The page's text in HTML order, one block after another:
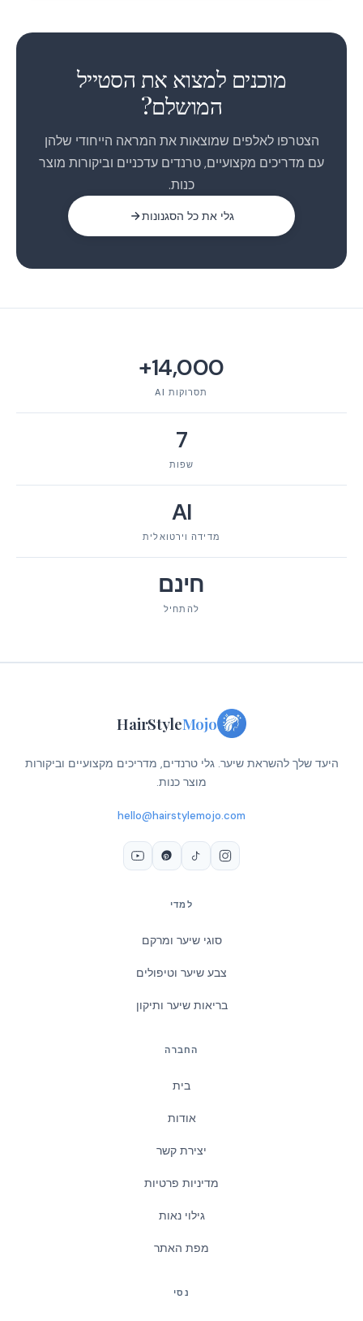
מוכנים למצוא את הסטייל
המושלם?
הצטרפו לאלפים שמוצאות את המראה הייחודי שלהן
עם מדריכים מקצועיים, טרנדים עדכניים וביקורות מוצר
כנות.
גלי את כל הסגנונות
14,000+
תסרוקות AI
7
שפות
AI
מדידה וירטואלית
חינם
להתחיל
HairStyleMojo
היעד שלך להשראת שיער. גלי טרנדים, מדריכים מקצועיים וביקורות
מוצר כנות.
hello@hairstylemojo.com
למדי
סוגי שיער ומרקם
צבע שיער וטיפולים
בריאות שיער ותיקון
החברה
בית
אודות
יצירת קשר
מדיניות פרטיות
גילוי נאות
מפת האתר
נסי